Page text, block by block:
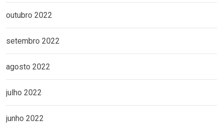
outubro 2022
setembro 2022
agosto 2022
julho 2022
junho 2022